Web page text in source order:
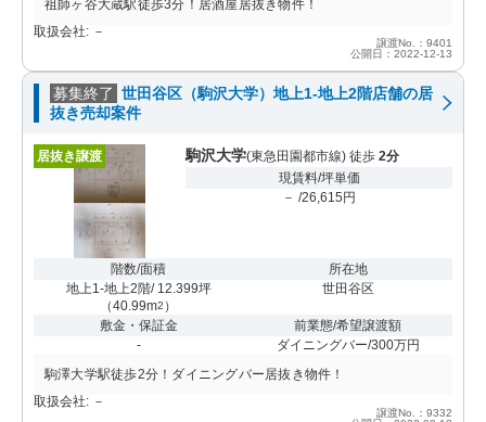
祖師ヶ谷大蔵駅徒歩3分！居酒屋居抜き物件！
取扱会社: －
譲渡No.：9401
公開日：2022-12-13
募集終了 世田谷区（駒沢大学）地上1-地上2階店舗の居
抜き売却案件
居抜き譲渡 駒沢大学(東急田園都市線) 徒歩 2分
現賃料/坪単価
－ /26,615円
階数/面積
地上1-地上2階/ 12.399坪
（40.99m2 ）
所在地
世田谷区
敷金・保証金
-
前業態/希望譲渡額
ダイニングバー/300万円
駒澤大学駅徒歩2分！ダイニングバー居抜き物件！
取扱会社: －
譲渡No.：9332